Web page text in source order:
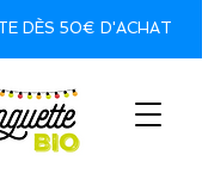
DÈS 50€ D'ACHAT